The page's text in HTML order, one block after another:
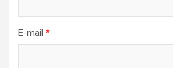
E-mail *